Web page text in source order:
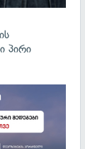
პირი